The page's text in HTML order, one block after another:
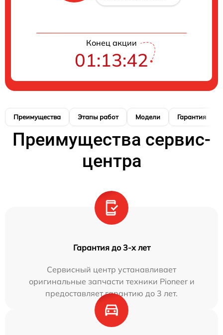
Конец акции
01:13:41
Преимущества Этапы работ Модели Гарантия
Преимущества сервис-
центра
Гарантия до 3-х лет
Сервисный центр устанавливает
оригинальные запчасти техники Pioneer и
предоставляет гарантию до 3 лет.